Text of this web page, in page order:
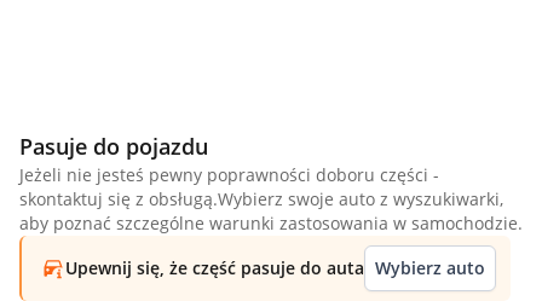
Pasuje do pojazdu
Jeżeli nie jesteś pewny poprawności doboru części -
skontaktuj się z obsługą.Wybierz swoje auto z wyszukiwarki,
aby poznać szczególne warunki zastosowania w samochodzie.
Upewnij się, że część pasuje do auta Wybierz auto